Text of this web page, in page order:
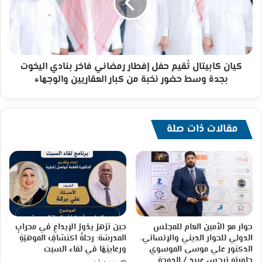
إفطار
رمضاني
فاخر
اليخوت
بجدة
نخبة
كبار
العقاريين
والوجهاء
كيان كابيتال تُقيم حفل إفطار رمضاني فاخر بنادي اليخوت
بجدة وسط حضور نخبة من كبار العقاريين والوجهاء
مقالات ذات صلة
حوار مع الأمين العام للمجلس
الدولي للحوار الديني والإنساني،
الدكتور علي موسى الموسوي
حين تزهرُ بذورُ الإبداعِ في محرابِ
المدرسَة: رحلةُ اكتشافِ الموهبَةِ
ورعايتِهَا في لقاء السبت